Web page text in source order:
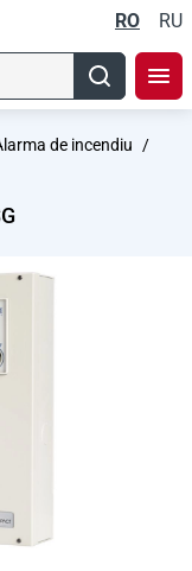
RO RU
de incendiu
/